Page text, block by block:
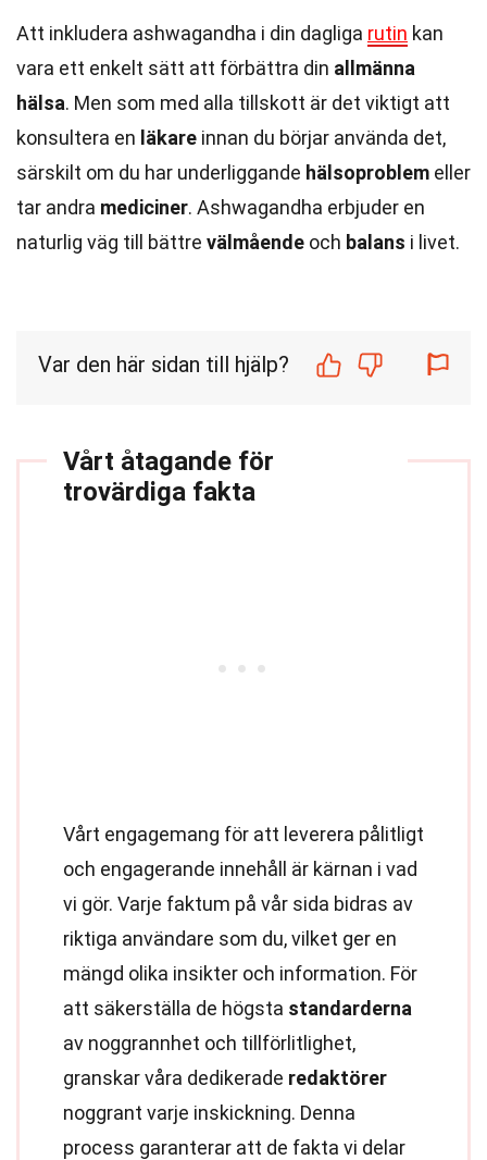
Att inkludera ashwagandha i din dagliga rutin kan
vara ett enkelt sätt att förbättra din allmänna
hälsa. Men som med alla tillskott är det viktigt att
konsultera en läkare innan du börjar använda det,
särskilt om du har underliggande hälsoproblem eller
tar andra mediciner. Ashwagandha erbjuder en
naturlig väg till bättre välmående och balans i livet.
Var den här sidan till hjälp?
Vårt åtagande för
trovärdiga fakta
Vårt engagemang för att leverera pålitligt
och engagerande innehåll är kärnan i vad
vi gör. Varje faktum på vår sida bidras av
riktiga användare som du, vilket ger en
mängd olika insikter och information. För
att säkerställa de högsta standarderna
av noggrannhet och tillförlitlighet,
granskar våra dedikerade redaktörer
noggrant varje inskickning. Denna
process garanterar att de fakta vi delar